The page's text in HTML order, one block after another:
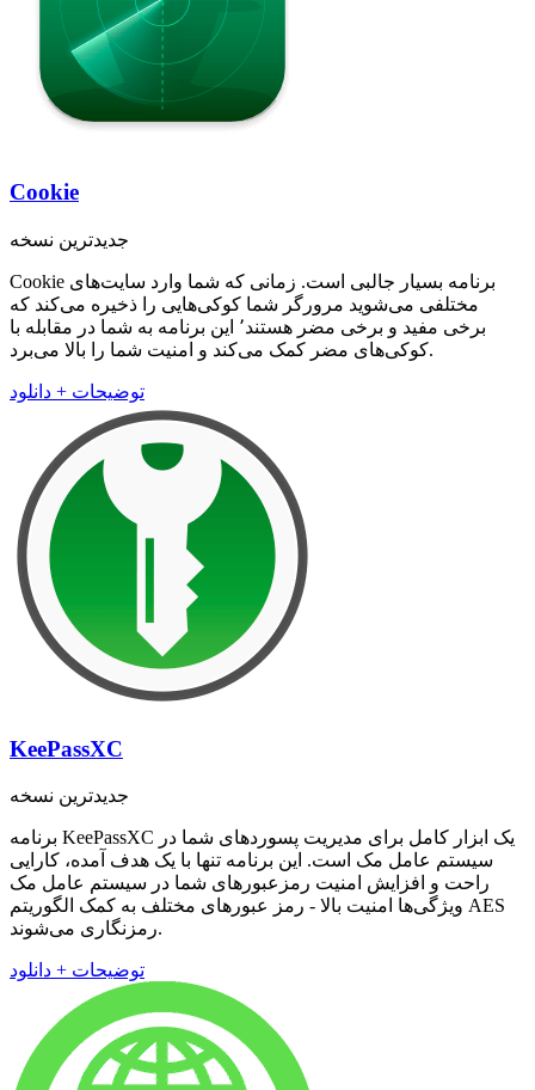
Cookie
جدیدترین نسخه
Cookie برنامه بسیار جالبی است. زمانی که شما وارد سایت‌های
مختلفی می‌شوید مرورگر شما کوکی‌هایی را ذخیره می‌کند که
برخی مفید و برخی مضر هستند٬ این برنامه به شما در مقابله با
کوکی‌های مضر کمک می‌کند و امنیت شما را بالا می‌برد.
توضیحات + دانلود
KeePassXC
جدیدترین نسخه
برنامه KeePassXC یک ابزار کامل برای مدیریت پسورد‌های شما در
سیستم عامل مک است. این برنامه تنها با یک هدف آمده، کارایی
راحت و افزایش امنیت رمزعبور‌های شما در سیستم عامل مک
ویژگی‌ها امنیت بالا - رمز عبور‌های مختلف به کمک الگوریتم AES
رمزنگاری می‌شوند.
توضیحات + دانلود